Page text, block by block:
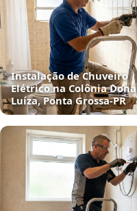
Instalação de Chuveiro
Elétrico na Colônia Dona
Luíza, Ponta Grossa‑PR